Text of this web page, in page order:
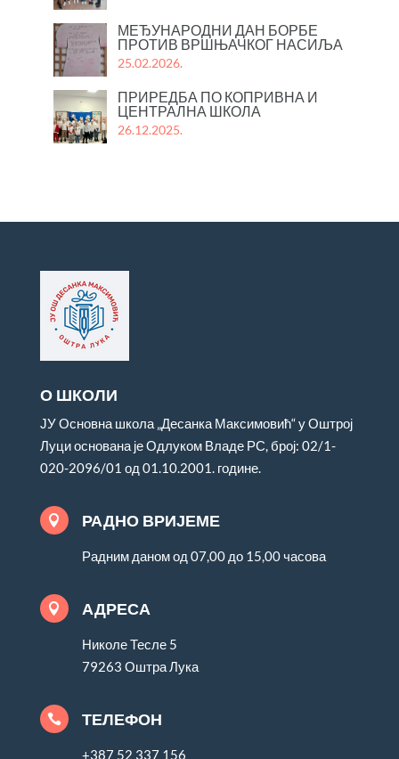
МЕЂУНАРОДНИ ДАН БОРБЕ
ПРОТИВ ВРШЊАЧКОГ НАСИЉА
25.02.2026.
ПРИРЕДБА ПО КОПРИВНА И
ЦЕНТРАЛНА ШКОЛА
26.12.2025.
О ШКОЛИ
ЈУ Основна школа „Десанка Максимовић“ у Оштрој
Луци основана је Одлуком Владе РС, број: 02/1-
020-2096/01 од 01.10.2001. године.
 РАДНО ВРИЈЕМЕ
Радним даном од 07,00 до 15,00 часова
 АДРЕСА
Николе Тесле 5
79263 Оштра Лука
 ТЕЛЕФОН
+387 52 337 156